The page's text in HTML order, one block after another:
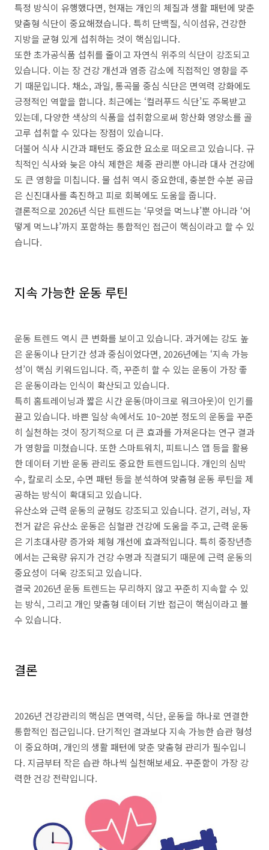
특정 방식이 유행했다면, 현재는 개인의 체질과 생활 패턴에 맞춘
맞춤형 식단이 중요해졌습니다. 특히 단백질, 식이섬유, 건강한
지방을 균형 있게 섭취하는 것이 핵심입니다.
또한 초가공식품 섭취를 줄이고 자연식 위주의 식단이 강조되고
있습니다. 이는 장 건강 개선과 염증 감소에 직접적인 영향을 주
기 때문입니다. 채소, 과일, 통곡물 중심 식단은 면역력 강화에도
긍정적인 역할을 합니다. 최근에는 ‘컬러푸드 식단’도 주목받고
있는데, 다양한 색상의 식품을 섭취함으로써 항산화 영양소를 골
고루 섭취할 수 있다는 장점이 있습니다.
더불어 식사 시간과 패턴도 중요한 요소로 떠오르고 있습니다. 규
칙적인 식사와 늦은 야식 제한은 체중 관리뿐 아니라 대사 건강에
도 큰 영향을 미칩니다. 물 섭취 역시 중요한데, 충분한 수분 공급
은 신진대사를 촉진하고 피로 회복에도 도움을 줍니다.
결론적으로 2026년 식단 트렌드는 ‘무엇을 먹느냐’뿐 아니라 ‘어
떻게 먹느냐’까지 포함하는 통합적인 접근이 핵심이라고 할 수 있
습니다.
지속 가능한 운동 루틴
운동 트렌드 역시 큰 변화를 보이고 있습니다. 과거에는 강도 높
은 운동이나 단기간 성과 중심이었다면, 2026년에는 ‘지속 가능
성’이 핵심 키워드입니다. 즉, 꾸준히 할 수 있는 운동이 가장 좋
은 운동이라는 인식이 확산되고 있습니다.
특히 홈트레이닝과 짧은 시간 운동(마이크로 워크아웃)이 인기를
끌고 있습니다. 바쁜 일상 속에서도 10~20분 정도의 운동을 꾸준
히 실천하는 것이 장기적으로 더 큰 효과를 가져온다는 연구 결과
가 영향을 미쳤습니다. 또한 스마트워치, 피트니스 앱 등을 활용
한 데이터 기반 운동 관리도 중요한 트렌드입니다. 개인의 심박
수, 칼로리 소모, 수면 패턴 등을 분석하여 맞춤형 운동 루틴을 제
공하는 방식이 확대되고 있습니다.
유산소와 근력 운동의 균형도 강조되고 있습니다. 걷기, 러닝, 자
전거 같은 유산소 운동은 심혈관 건강에 도움을 주고, 근력 운동
은 기초대사량 증가와 체형 개선에 효과적입니다. 특히 중장년층
에서는 근육량 유지가 건강 수명과 직결되기 때문에 근력 운동의
중요성이 더욱 강조되고 있습니다.
결국 2026년 운동 트렌드는 무리하지 않고 꾸준히 지속할 수 있
는 방식, 그리고 개인 맞춤형 데이터 기반 접근이 핵심이라고 볼
수 있습니다.
결론
2026년 건강관리의 핵심은 면역력, 식단, 운동을 하나로 연결한
통합적인 접근입니다. 단기적인 결과보다 지속 가능한 습관 형성
이 중요하며, 개인의 생활 패턴에 맞춘 맞춤형 관리가 필수입니
다. 지금부터 작은 습관 하나씩 실천해보세요. 꾸준함이 가장 강
력한 건강 전략입니다.